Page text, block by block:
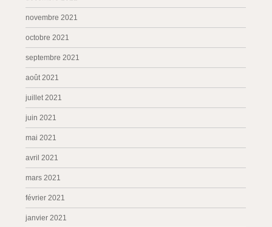
novembre 2021
octobre 2021
septembre 2021
août 2021
juillet 2021
juin 2021
mai 2021
avril 2021
mars 2021
février 2021
janvier 2021